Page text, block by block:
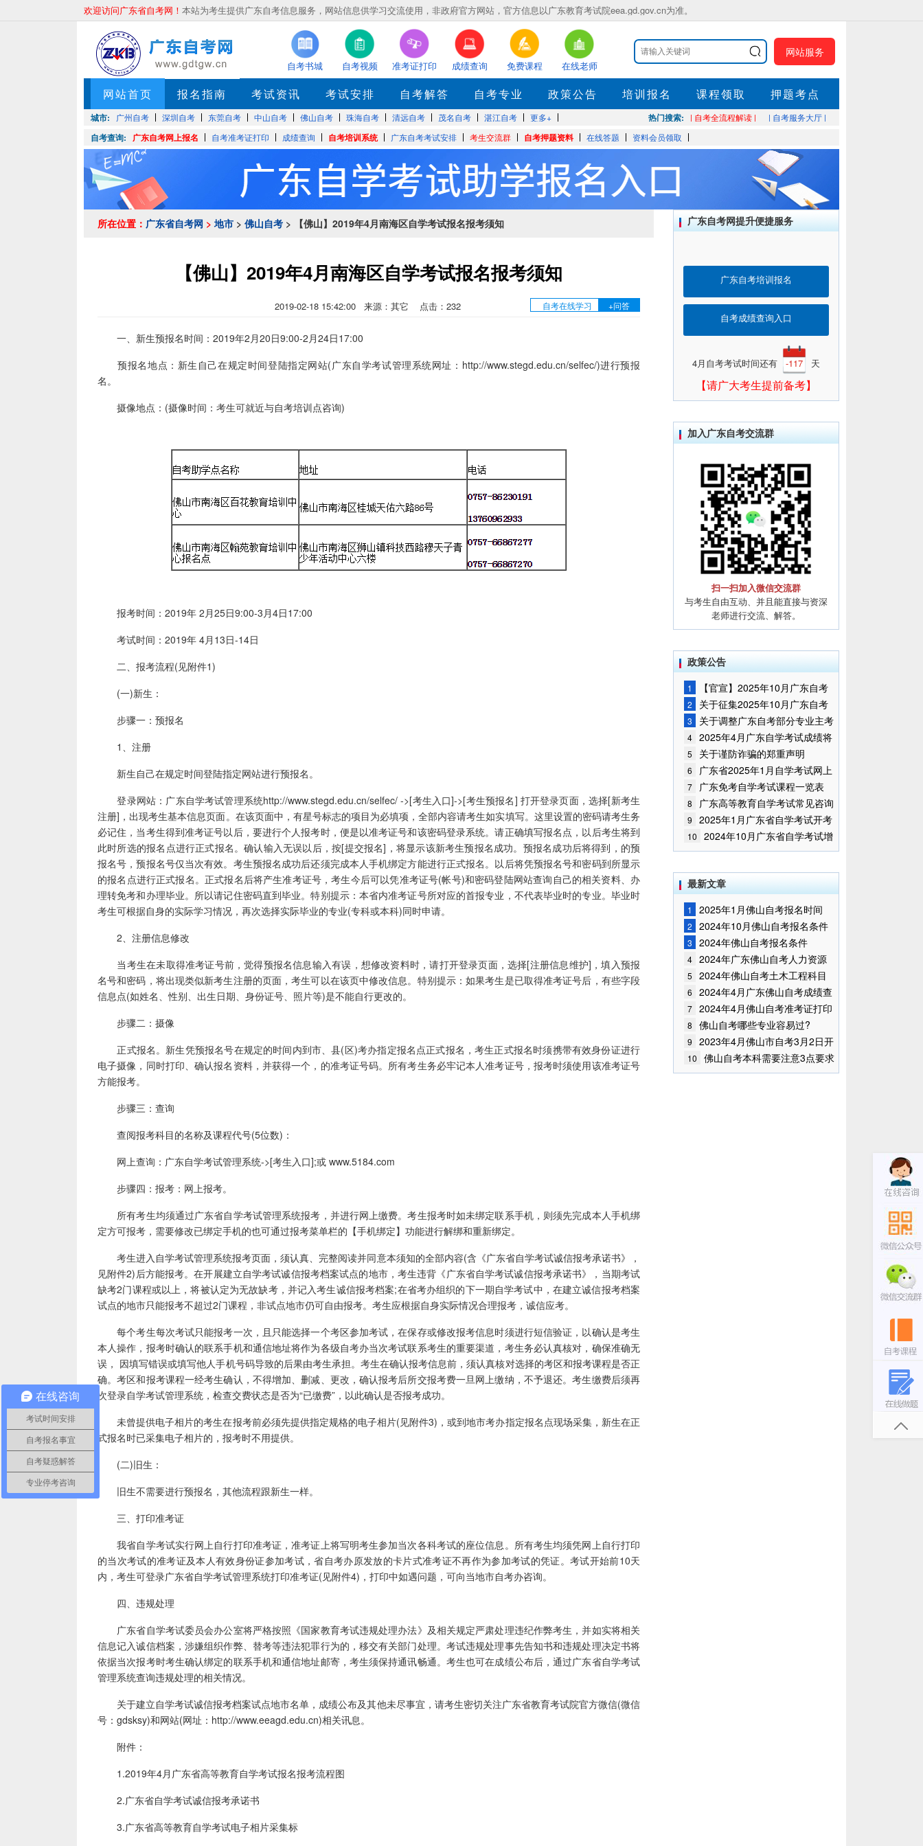
欢迎访问广东省自考网！ 本站为考生提供广东自考信息服务，网站信息供学习交流使用，非政府官方网站，官方信息以广东教育考试院eea.gd.gov.cn为准。
自考书城 自考视频 准考证打印 成绩查询 免费课程 在线老师
网站服务
网站首页 报名指南 考试资讯 考试安排 自考解答 自考专业 政策公告 培训报名 课程领取 押题考点
城市: 广州自考 深圳自考 东莞自考 中山自考 佛山自考 珠海自考 清远自考 茂名自考 湛江自考 更多+ 热门搜索: | 自考全流程解读 | | 自考服务大厅 |
自考查询: 广东自考网上报名 自考准考证打印 成绩查询 自考培训系统 广东自考考试安排 考生交流群 自考押题资料 在线答题 资料会员领取
所在位置： 广东省自考网 > 地市 > 佛山自考 > 【佛山】2019年4月南海区自学考试报名报考须知
【佛山】2019年4月南海区自学考试报名报考须知
2019-02-18 15:42:00 来源：其它 点击： 232 自考在线学习 +问答
一、新生预报名时间：2019年2月20日9:00-2月24日17:00
预报名地点：新生自己在规定时间登陆指定网站(广东自学考试管理系统网址：http://www.stegd.edu.cn/selfec/)进行预报
名。
摄像地点：(摄像时间：考生可就近与自考培训点咨询)
报考时间：2019年 2月25日9:00-3月4日17:00
考试时间：2019年 4月13日-14日
二、报考流程(见附件1)
(一)新生：
步骤一：预报名
1、注册
新生自己在规定时间登陆指定网站进行预报名。
登录网站：广东自学考试管理系统http://www.stegd.edu.cn/selfec/ ->[考生入口]->[考生预报名] 打开登录页面，选择[新考生
注册]，出现考生基本信息页面。在该页面中，有星号标志的项目为必填项，全部内容请考生如实填写。这里设置的密码请考生务
必记住，当考生得到准考证号以后，要进行个人报考时，便是以准考证号和该密码登录系统。请正确填写报名点，以后考生将到
此时所选的报名点进行正式报名。确认输入无误以后，按[提交报名]，将显示该新考生预报名成功。预报名成功后将得到，的预
报名号，预报名号仅当次有效。考生预报名成功后还须完成本人手机绑定方能进行正式报名。以后将凭预报名号和密码到所显示
的报名点进行正式报名。正式报名后将产生准考证号，考生今后可以凭准考证号(帐号)和密码登陆网站查询自己的相关资料、办
理转免考和办理毕业。所以请记住密码直到毕业。特别提示：本省内准考证号所对应的首报专业，不代表毕业时的专业。毕业时
考生可根据自身的实际学习情况，再次选择实际毕业的专业(专科或本科)同时申请。
2、注册信息修改
当考生在未取得准考证号前，觉得预报名信息输入有误，想修改资料时，请打开登录页面，选择[注册信息维护]，填入预报
名号和密码，将出现类似新考生注册的页面，考生可以在该页中修改信息。特别提示：如果考生是已取得准考证号后，有些字段
信息点(如姓名、性别、出生日期、身份证号、照片等)是不能自行更改的。
步骤二：摄像
正式报名。新生凭预报名号在规定的时间内到市、县(区)考办指定报名点正式报名，考生正式报名时须携带有效身份证进行
电子摄像，同时打印、确认报名资料，并获得一个，的准考证号码。所有考生务必牢记本人准考证号，报考时须使用该准考证号
方能报考。
步骤三：查询
查阅报考科目的名称及课程代号(5位数)：
网上查询：广东自学考试管理系统->[考生入口];或 www.5184.com
步骤四：报考：网上报考。
所有考生均须通过广东省自学考试管理系统报考，并进行网上缴费。考生报考时如未绑定联系手机，则须先完成本人手机绑
定方可报考，需要修改已绑定手机的也可通过报考菜单栏的【手机绑定】功能进行解绑和重新绑定。
考生进入自学考试管理系统报考页面，须认真、完整阅读并同意本须知的全部内容(含《广东省自学考试诚信报考承诺书》，
见附件2)后方能报考。在开展建立自学考试诚信报考档案试点的地市，考生违背《广东省自学考试诚信报考承诺书》，当期考试
缺考2门课程或以上，将被认定为无故缺考，并记入考生诚信报考档案;在省考办组织的下一期自学考试中，在建立诚信报考档案
试点的地市只能报考不超过2门课程，非试点地市仍可自由报考。考生应根据自身实际情况合理报考，诚信应考。
每个考生每次考试只能报考一次，且只能选择一个考区参加考试，在保存或修改报考信息时须进行短信验证，以确认是考生
本人操作，报考时确认的联系手机和通信地址将作为各级自考办当次考试联系考生的重要渠道，考生务必认真核对，确保准确无
误， 因填写错误或填写他人手机号码导致的后果由考生承担。考生在确认报考信息前，须认真核对选择的考区和报考课程是否正
确。考区和报考课程一经考生确认，不得增加、删减、更改，确认报考后所交报考费一旦网上缴纳，不予退还。考生缴费后须再
次登录自学考试管理系统，检查交费状态是否为“已缴费”，以此确认是否报考成功。
未曾提供电子相片的考生在报考前必须先提供指定规格的电子相片(见附件3)，或到地市考办指定报名点现场采集，新生在正
式报名时已采集电子相片的，报考时不用提供。
(二)旧生：
旧生不需要进行预报名，其他流程跟新生一样。
三、打印准考证
我省自学考试实行网上自行打印准考证，准考证上将写明考生参加当次各科考试的座位信息。所有考生均须凭网上自行打印
的当次考试的准考证及本人有效身份证参加考试，省自考办原发放的卡片式准考证不再作为参加考试的凭证。考试开始前10天
内，考生可登录广东省自学考试管理系统打印准考证(见附件4)，打印中如遇问题，可向当地市自考办咨询。
四、违规处理
广东省自学考试委员会办公室将严格按照《国家教育考试违规处理办法》及相关规定严肃处理违纪作弊考生，并如实将相关
信息记入诚信档案，涉嫌组织作弊、替考等违法犯罪行为的，移交有关部门处理。考试违规处理事先告知书和违规处理决定书将
依据当次报考时考生确认绑定的联系手机和通信地址邮寄，考生须保持通讯畅通。考生也可在成绩公布后，通过广东省自学考试
管理系统查询违规处理的相关情况。
关于建立自学考试诚信报考档案试点地市名单，成绩公布及其他未尽事宜，请考生密切关注广东省教育考试院官方微信(微信
号：gdsksy)和网站(网址：http://www.eeagd.edu.cn)相关讯息。
附件：
1.2019年4月广东省高等教育自学考试报名报考流程图
2.广东省自学考试诚信报考承诺书
3.广东省高等教育自学考试电子相片采集标
广东自考网提升便捷服务
广东自考培训报名
自考成绩查询入口
4月自考考试时间还有 -117 天
【请广大考生提前备考】
加入广东自考交流群
扫一扫加入微信交流群
与考生自由互动、并且能直接与资深
老师进行交流、解答。
政策公告
1
【官宣】2025年10月广东自考
报名时间通知
2
关于征集2025年10月广东自考
增加开考停考专业部分课程意向的
通告
3
关于调整广东自考部分专业主考
学校的通知
4 2025年4月广东自学考试成绩将
于5月9日公布
5 关于谨防诈骗的郑重声明
6
广东省2025年1月自学考试网上
报名报考须知
7 广东免考自学考试课程一览表
8
广东高等教育自学考试常见咨询
问题
9
2025年1月广东省自学考试开考
课程考试时间安排和使用教材的通
知
10
2024年10月广东省自学考试增
加一门开考课程的通告
最新文章
1 2025年1月佛山自考报名时间
2
2024年10月佛山自考报名条件
已公布!
3 2024年佛山自考报名条件
4 2024年广东佛山自考人力资源
管理专业有哪些考试科目?
5
2024年佛山自考土木工程科目
都有哪些?
6
2024年4月广东佛山自考成绩查
询时间已确定
7 2024年4月佛山自考准考证打印
时间
8 佛山自考哪些专业容易过?
9
2023年4月佛山市自考3月2日开
始报考！
10 佛山自考本科需要注意3点要求
在线咨询
考试时间安排
自考报名事宜
自考疑惑解答
专业停考咨询